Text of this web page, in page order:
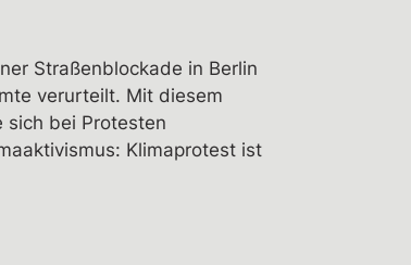
Straßenblockade in Berlin
verurteilt. Mit diesem
sich bei Protesten
Klimaprotest ist